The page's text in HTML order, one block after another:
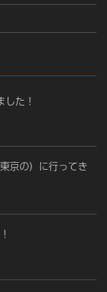
た！
京の）に行ってき